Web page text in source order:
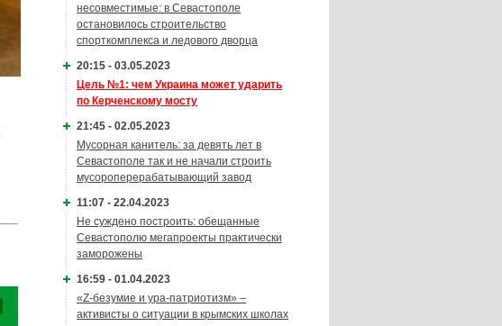
несовместимые: в Севастополе
остановилось строительство
спорткомплекса и ледового дворца
20:15 - 03.05.2023
Цель №1: чем Украина может ударить
по Керченскому мосту
21:45 - 02.05.2023
Мусорная канитель: за девять лет в
Севастополе так и не начали строить
мусороперерабатывающий завод
11:07 - 22.04.2023
Не суждено построить: обещанные
Севастополю мегапроекты практически
заморожены
16:59 - 01.04.2023
«Z-безумие и ура-патриотизм» –
активисты о ситуации в крымских школах